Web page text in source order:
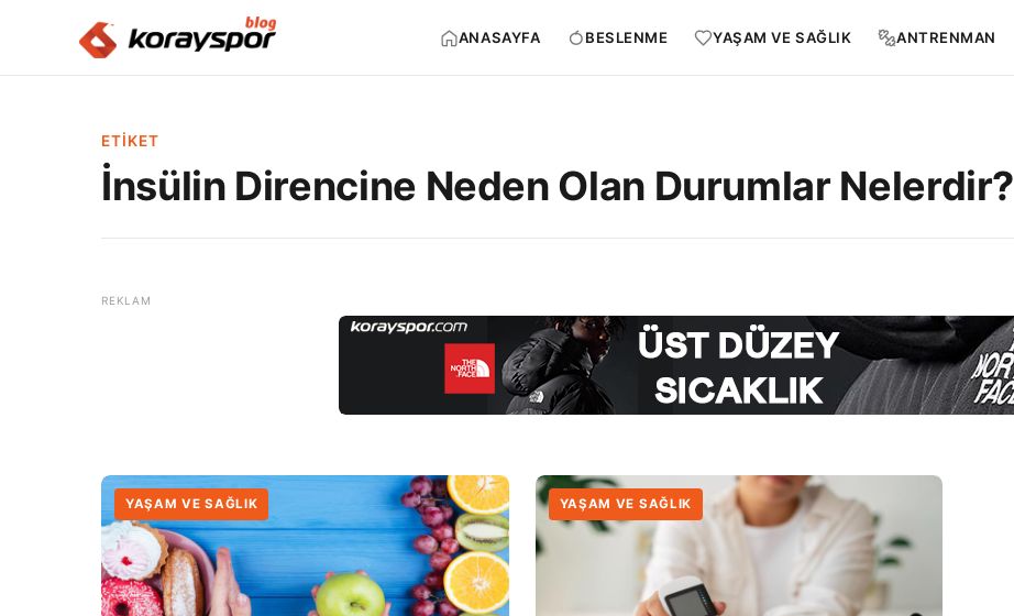
ANASAYFA BESLENME YAŞAM VE SAĞLIK ANTRENMAN
ETIKET
İnsülin Direncine Neden Olan Durumlar Nelerdir?
YAŞAM VE SAĞLIK YAŞAM VE SAĞLIK